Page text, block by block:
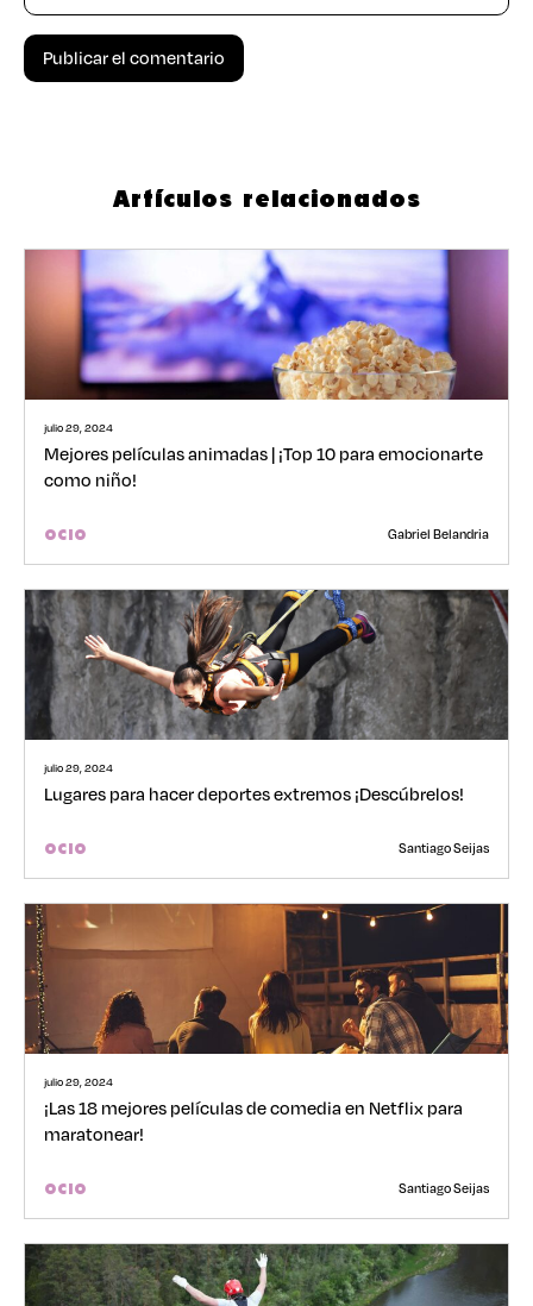
Artículos relacionados
julio 29, 2024
Mejores películas animadas | ¡Top 10 para emocionarte
como niño!
OCIO Gabriel Belandria
julio 29, 2024
Lugares para hacer deportes extremos ¡Descúbrelos!
OCIO Santiago Seijas
julio 29, 2024
¡Las 18 mejores películas de comedia en Netflix para
maratonear!
OCIO Santiago Seijas